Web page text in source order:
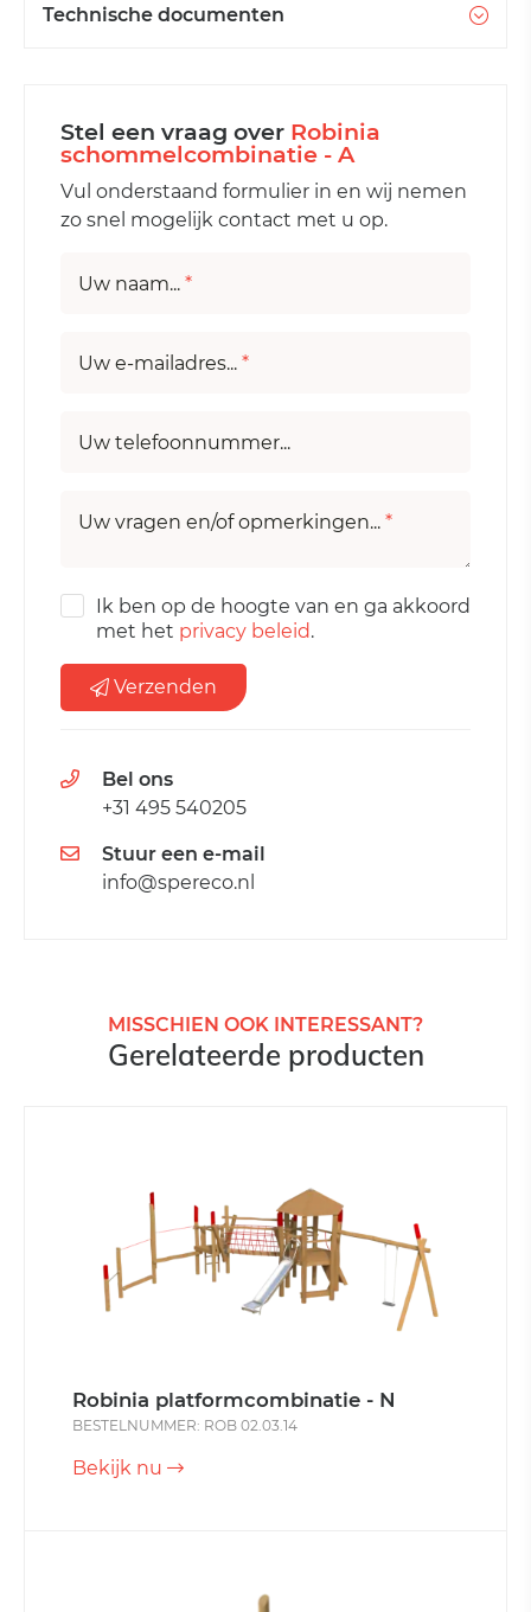
Technische documenten
Stel een vraag over Robinia
schommelcombinatie - A
Vul onderstaand formulier in en wij nemen
zo snel mogelijk contact met u op.
Uw naam... *
Uw e-mailadres... *
Uw telefoonnummer...
Uw vragen en/of opmerkingen... *
Ik ben op de hoogte van en ga akkoord
met het privacy beleid.
Verzenden
Bel ons
+31 495 540205
Stuur een e-mail
info@spereco.nl
MISSCHIEN OOK INTERESSANT?
Gerelateerde producten
Robinia platformcombinatie - N
BESTELNUMMER: ROB 02.03.14
Bekijk nu